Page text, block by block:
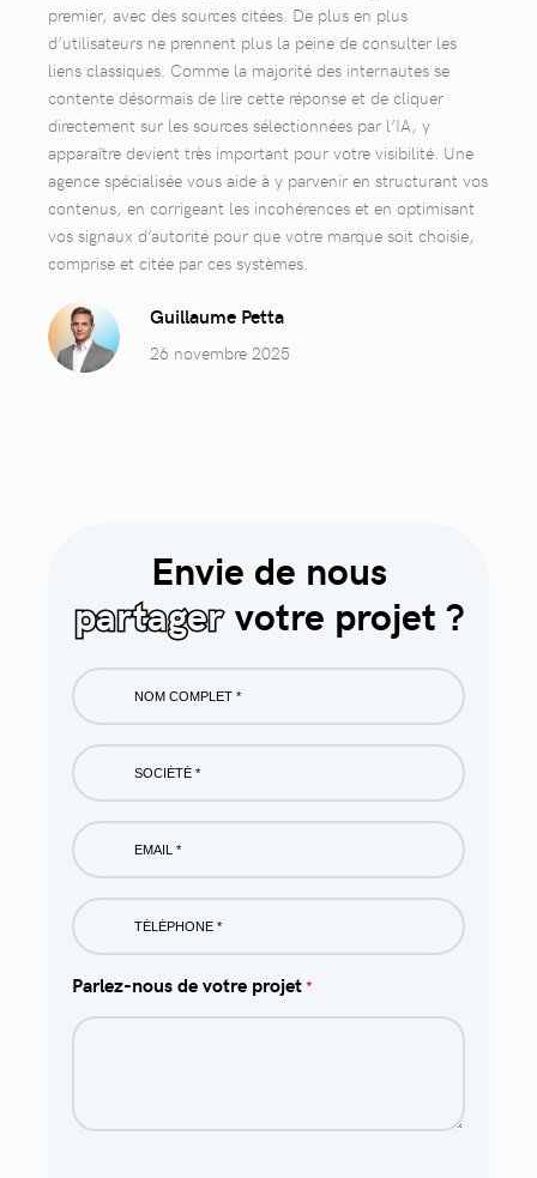
premier, avec des sources citées. De plus en plus
d’utilisateurs ne prennent plus la peine de consulter les
liens classiques. Comme la majorité des internautes se
contente désormais de lire cette réponse et de cliquer
directement sur les sources sélectionnées par l’IA, y
apparaître devient très important pour votre visibilité. Une
agence spécialisée vous aide à y parvenir en structurant vos
contenus, en corrigeant les incohérences et en optimisant
vos signaux d’autorité pour que votre marque soit choisie,
comprise et citée par ces systèmes.
Guillaume Petta
26 novembre 2025
Envie de nous
partager votre projet ?
Nom
complet
*
Société
*
Email
*
Phone
*
Parlez-nous de votre projet*